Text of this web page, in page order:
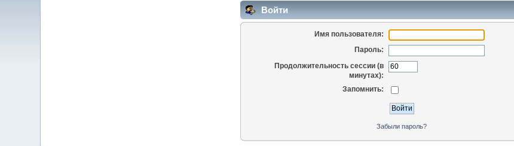
Войти
Имя пользователя:
Пароль:
Продолжительность сессии (в
минутах):
Запомнить:
Забыли пароль?